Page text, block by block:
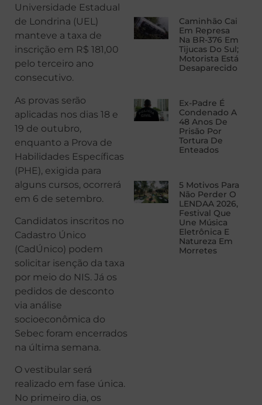
Universidade Estadual
de Londrina (UEL)
manteve a taxa de
inscrição em R$ 181,00
pelo terceiro ano
consecutivo.
As provas serão
aplicadas nos dias 18 e
19 de outubro,
enquanto a Prova de
Habilidades Específicas
(PHE), exigida para
alguns cursos, ocorrerá
em 6 de setembro.
Candidatos inscritos no
Cadastro Único
(CadÚnico) podem
solicitar isenção da taxa
por meio do NIS. Já os
pedidos de desconto
via análise
socioeconômica do
Sebec foram encerrados
na última semana.
O vestibular será
realizado em fase única.
No primeiro dia, os
Caminhão Cai
Em Represa
Na BR-376 Em
Tijucas Do Sul;
Motorista Está
Desaparecido
Ex-Padre É
Condenado A
48 Anos De
Prisão Por
Tortura De
Enteados
5 Motivos Para
Não Perder O
LENDAA 2026,
Festival Que
Une Música
Eletrônica E
Natureza Em
Morretes